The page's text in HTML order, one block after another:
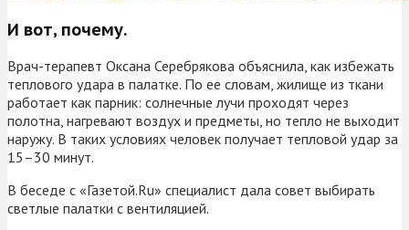
И вот, почему.
Врач-терапевт Оксана Серебрякова объяснила, как избежать
теплового удара в палатке. По ее словам, жилище из ткани
работает как парник: солнечные лучи проходят через
полотна, нагревают воздух и предметы, но тепло не выходит
наружу. В таких условиях человек получает тепловой удар за
15–30 минут.
В беседе с «Газетой.Ru» специалист дала совет выбирать
светлые палатки с вентиляцией.